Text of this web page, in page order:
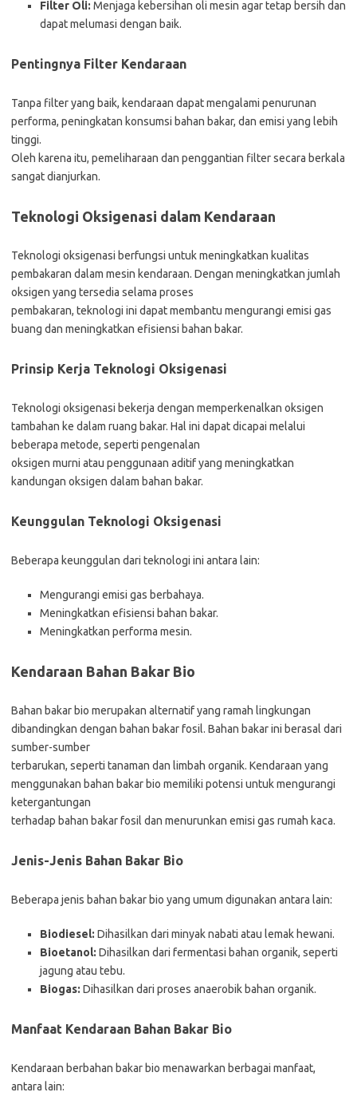
Filter Oli: Menjaga kebersihan oli mesin agar tetap bersih dan
dapat melumasi dengan baik.
Pentingnya Filter Kendaraan
Tanpa filter yang baik, kendaraan dapat mengalami penurunan
performa, peningkatan konsumsi bahan bakar, dan emisi yang lebih
tinggi.
Oleh karena itu, pemeliharaan dan penggantian filter secara berkala
sangat dianjurkan.
Teknologi Oksigenasi dalam Kendaraan
Teknologi oksigenasi berfungsi untuk meningkatkan kualitas
pembakaran dalam mesin kendaraan. Dengan meningkatkan jumlah
oksigen yang tersedia selama proses
pembakaran, teknologi ini dapat membantu mengurangi emisi gas
buang dan meningkatkan efisiensi bahan bakar.
Prinsip Kerja Teknologi Oksigenasi
Teknologi oksigenasi bekerja dengan memperkenalkan oksigen
tambahan ke dalam ruang bakar. Hal ini dapat dicapai melalui
beberapa metode, seperti pengenalan
oksigen murni atau penggunaan aditif yang meningkatkan
kandungan oksigen dalam bahan bakar.
Keunggulan Teknologi Oksigenasi
Beberapa keunggulan dari teknologi ini antara lain:
Mengurangi emisi gas berbahaya.
Meningkatkan efisiensi bahan bakar.
Meningkatkan performa mesin.
Kendaraan Bahan Bakar Bio
Bahan bakar bio merupakan alternatif yang ramah lingkungan
dibandingkan dengan bahan bakar fosil. Bahan bakar ini berasal dari
sumber-sumber
terbarukan, seperti tanaman dan limbah organik. Kendaraan yang
menggunakan bahan bakar bio memiliki potensi untuk mengurangi
ketergantungan
terhadap bahan bakar fosil dan menurunkan emisi gas rumah kaca.
Jenis-Jenis Bahan Bakar Bio
Beberapa jenis bahan bakar bio yang umum digunakan antara lain:
Biodiesel: Dihasilkan dari minyak nabati atau lemak hewani.
Bioetanol: Dihasilkan dari fermentasi bahan organik, seperti
jagung atau tebu.
Biogas: Dihasilkan dari proses anaerobik bahan organik.
Manfaat Kendaraan Bahan Bakar Bio
Kendaraan berbahan bakar bio menawarkan berbagai manfaat,
antara lain: